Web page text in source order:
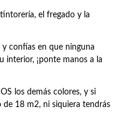
el fregado y la
confías en que ninguna
interior, ¡ponte manos a la
los demás colores, y si
de 18 m2, ni siquiera tendrás